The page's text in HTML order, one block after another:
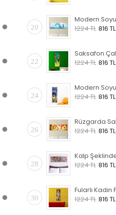
20
1224 TL 816 TL
22
1224 TL 816 TL
24
1224 TL 816 TL
26
1224 TL 816 TL
28
1224 TL 816 TL
30
1224 TL 816 TL